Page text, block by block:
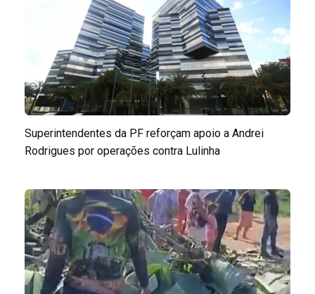
Superintendentes da PF reforçam apoio a Andrei
Rodrigues por operações contra Lulinha